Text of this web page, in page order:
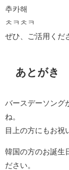
추카해
ㅊㅋㅊㅋ
ぜひ、ご活用くだ
あとがき
バースデーソング
ね。
目上の方にもお祝
韓国の方のお誕生
ださい。